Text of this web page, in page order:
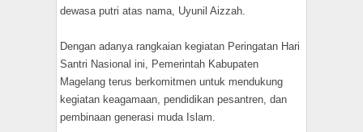
dewasa putri atas nama, Uyunil Aizzah.
Dengan adanya rangkaian kegiatan Peringatan Hari
Santri Nasional ini, Pemerintah Kabupaten
Magelang terus berkomitmen untuk mendukung
kegiatan keagamaan, pendidikan pesantren, dan
pembinaan generasi muda Islam.